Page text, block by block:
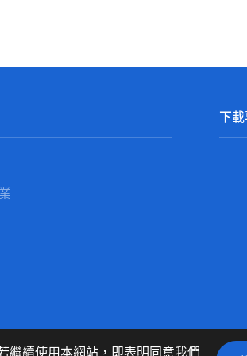
下
隱私
繼續使用本網站，即表明同意我們